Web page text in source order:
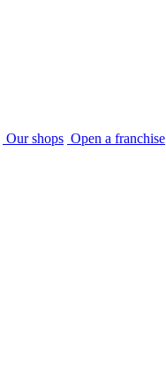
Our shops Open a franchise